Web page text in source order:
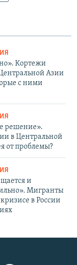
Кортежи
Азии
с ними
решение».
в Центральной
от проблемы?
и
Мигранты
в России